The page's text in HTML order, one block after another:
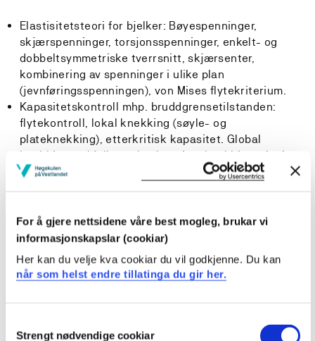
For å gjere nettsidene våre best mogleg, brukar vi
informasjonskapslar (cookiar)
Her kan du velje kva cookiar du vil godkjenne. Du kan
når som helst endre tillatinga du gir her.
Selection
Strengt nødvendige cookiar
Elastisitetsteori for bjelker: Bøyespenninger,
skjærspenninger, torsjonsspenninger, enkelt- og
dobbeltsymmetriske tverrsnitt, skjærsenter,
kombinering av spenninger i ulike plan
(jevnføringsspenningen), von Mises flytekriterium.
Kapasitetskontroll mhp. bruddgrensetilstanden:
flytekontroll, lokal knekking (søyle- og
plateknekking), etterkritisk kapasitet. Global
knekking av bjelkesøyler, bøyningsknekking, vipping,
torsjonsknekking.
materialkoeffisienter, partial-koeffisientprinsippet,
tillatt spenningsprinsippet.
En prosjektoppgave som knytter teorien til numeriske
beregninger vha MatLab.